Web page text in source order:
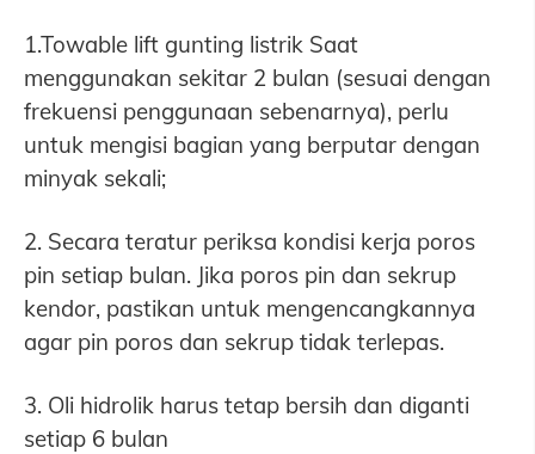
1.Towable lift gunting listrik Saat
menggunakan sekitar 2 bulan (sesuai dengan
frekuensi penggunaan sebenarnya), perlu
untuk mengisi bagian yang berputar dengan
minyak sekali;
2. Secara teratur periksa kondisi kerja poros
pin setiap bulan. Jika poros pin dan sekrup
kendor, pastikan untuk mengencangkannya
agar pin poros dan sekrup tidak terlepas.
3. Oli hidrolik harus tetap bersih dan diganti
setiap 6 bulan